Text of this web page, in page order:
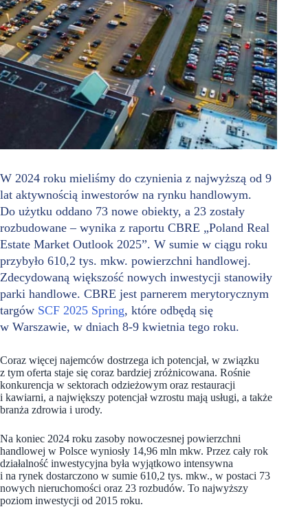
W 2024 roku mieliśmy do czynienia z najwyższą od 9
lat aktywnością inwestorów na rynku handlowym.
Do użytku oddano 73 nowe obiekty, a 23 zostały
rozbudowane – wynika z raportu CBRE „Poland Real
Estate Market Outlook 2025”. W sumie w ciągu roku
przybyło 610,2 tys. mkw. powierzchni handlowej.
Zdecydowaną większość nowych inwestycji stanowiły
parki handlowe. CBRE jest parnerem merytorycznym
targów SCF 2025 Spring, które odbędą się
w Warszawie, w dniach 8-9 kwietnia tego roku.
Coraz więcej najemców dostrzega ich potencjał, w związku
z tym oferta staje się coraz bardziej zróżnicowana. Rośnie
konkurencja w sektorach odzieżowym oraz restauracji
i kawiarni, a największy potencjał wzrostu mają usługi, a także
branża zdrowia i urody.
Na koniec 2024 roku zasoby nowoczesnej powierzchni
handlowej w Polsce wyniosły 14,96 mln mkw. Przez cały rok
działalność inwestycyjna była wyjątkowo intensywna
i na rynek dostarczono w sumie 610,2 tys. mkw., w postaci 73
nowych nieruchomości oraz 23 rozbudów. To najwyższy
poziom inwestycji od 2015 roku.